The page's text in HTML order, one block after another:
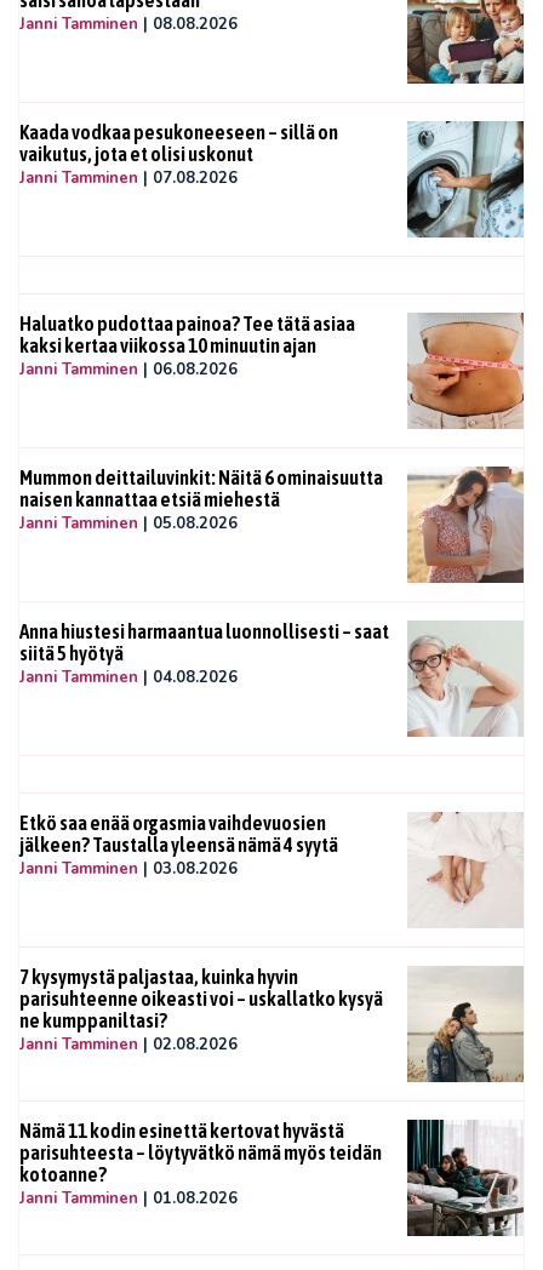
Janni Tamminen | 08.08.2026
Kaada vodkaa pesukoneeseen – sillä on
vaikutus, jota et olisi uskonut
Janni Tamminen | 07.08.2026
Haluatko pudottaa painoa? Tee tätä asiaa
kaksi kertaa viikossa 10 minuutin ajan
Janni Tamminen | 06.08.2026
Mummon deittailuvinkit: Näitä 6 ominaisuutta
naisen kannattaa etsiä miehestä
Janni Tamminen | 05.08.2026
Anna hiustesi harmaantua luonnollisesti – saat
siitä 5 hyötyä
Janni Tamminen | 04.08.2026
Etkö saa enää orgasmia vaihdevuosien
jälkeen? Taustalla yleensä nämä 4 syytä
Janni Tamminen | 03.08.2026
7 kysymystä paljastaa, kuinka hyvin
parisuhteenne oikeasti voi – uskallatko kysyä
ne kumppaniltasi?
Janni Tamminen | 02.08.2026
Nämä 11 kodin esinettä kertovat hyvästä
parisuhteesta – löytyvätkö nämä myös teidän
kotoanne?
Janni Tamminen | 01.08.2026